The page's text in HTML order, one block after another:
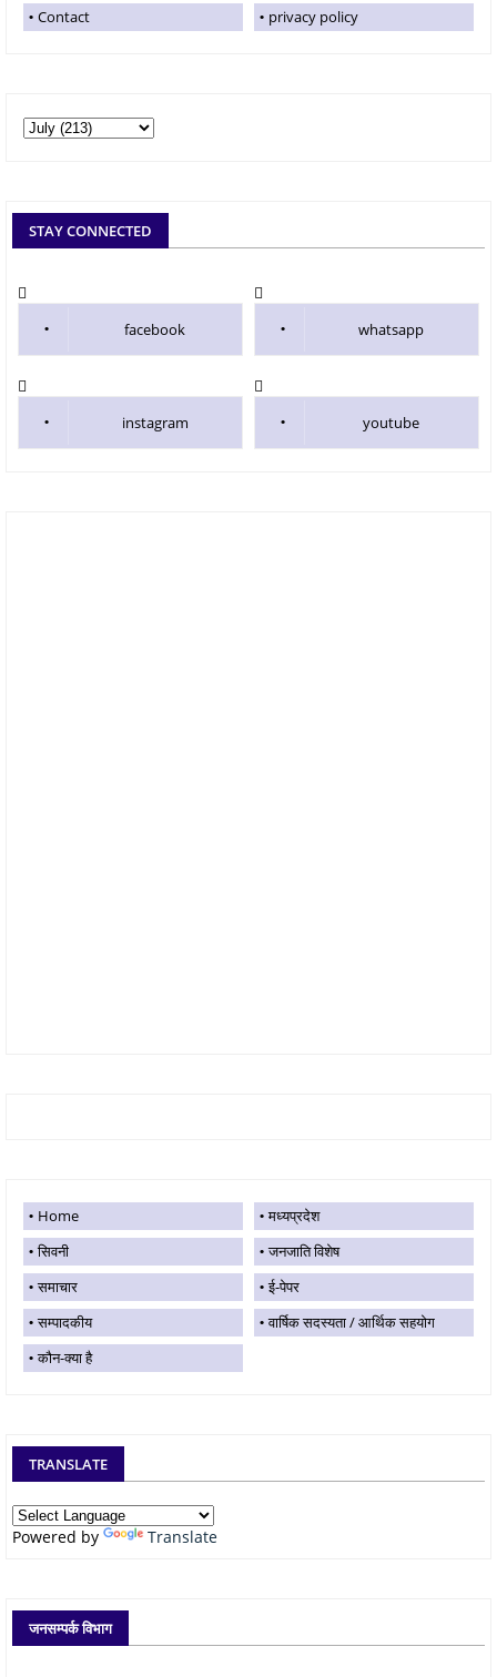
Contact privacy policy
STAY CONNECTED
facebook whatsapp
instagram youtube
Home
मध्यप्रदेश
सिवनी
जनजाति विशेष
समाचार
ई-पेपर
सम्पादकीय
वार्षिक सदस्यता / आर्थिक सहयोग
कौन-क्या है
TRANSLATE
Powered by Translate
जनसम्पर्क विभाग